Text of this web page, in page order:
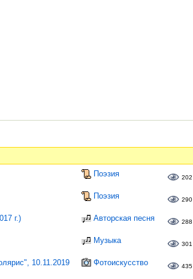
Поэзия 202
Поэзия 290
г.) Авторская песня 288
Музыка 301
10.11.2019 Фотоискусство 435